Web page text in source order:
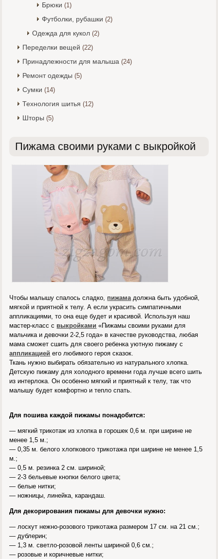
Брюки (1)
Футболки, рубашки (2)
Одежда для кукол (2)
Переделки вещей (22)
Принадлежности для малыша (24)
Ремонт одежды (5)
Сумки (14)
Технология шитья (12)
Шторы (5)
Пижама своими руками с выкройкой
Чтобы малышу спалось сладко, пижамадолжна быть удобной,
мягкой и приятной к телу. А если украсить симпатичными
аппликациями, то она еще будет и красивой. Используя наш
мастер-класс с выкройками «Пижамы своими руками для
мальчика и девочки 2-2,5 года» в качестве руководства, любая
мама сможет сшить для своего ребенка уютную пижаму с
аппликацией его любимого героя сказок.
Ткань нужно выбирать обязательно из натурального хлопка.
Детскую пижаму для холодного времени года лучше всего шить
из интерлока. Он особенно мягкий и приятный к телу, так что
малышу будет комфортно и тепло спать.
Для пошива каждой пижамы понадобится:
— мягкий трикотаж из хлопка в горошек 0,6 м. при ширине не
менее 1,5 м.;
— 0,35 м. белого хлопкового трикотажа при ширине не менее 1,5
м.;
— 0,5 м. резинка 2 см. шириной;
— 2-3 бельевые кнопки белого цвета;
— белые нитки;
— ножницы, линейка, карандаш.
Для декорирования пижамы для девочки нужно:
— лоскут нежно-розового трикотажа размером 17 см. на 21 см.;
— дублерин;
— 1,3 м. светло-розовой ленты шириной 0,6 см.;
— розовые и коричневые нитки;